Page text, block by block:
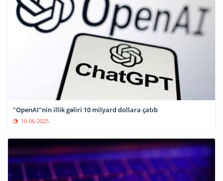
"OpenAI"nin illik gəliri 10 milyard dollara çatıb
10-06-2025